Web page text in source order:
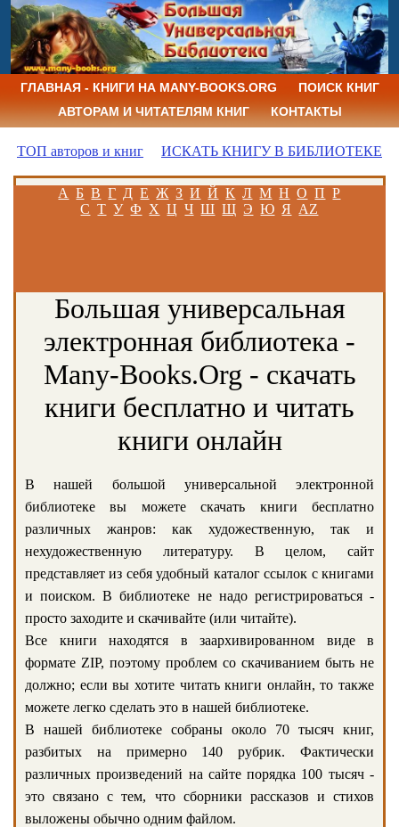
ГЛАВНАЯ - КНИГИ НА MANY-BOOKS.ORG
ПОИСК КНИГ
АВТОРАМ И ЧИТАТЕЛЯМ КНИГ
КОНТАКТЫ
ТОП авторов и книг ИСКАТЬ КНИГУ В БИБЛИОТЕКЕ
А Б В Г Д Е Ж З И Й К Л М Н О П Р
С Т У Ф Х Ц Ч Ш Щ Э Ю Я AZ
Большая универсальная
электронная библиотека -
Many-Books.Org - скачать
книги бесплатно и читать
книги онлайн
В нашей большой универсальной электронной
библиотеке вы можете скачать книги бесплатно
различных жанров: как художественную, так и
нехудожественную литературу. В целом, сайт
представляет из себя удобный каталог ссылок с книгами
и поиском. В библиотеке не надо регистрироваться -
просто заходите и скачивайте (или читайте).
Все книги находятся в заархивированном виде в
формате ZIP, поэтому проблем со скачиванием быть не
должно; если вы хотите читать книги онлайн, то также
можете легко сделать это в нашей библиотеке.
В нашей библиотеке собраны около 70 тысяч книг,
разбитых на примерно 140 рубрик. Фактически
различных произведений на сайте порядка 100 тысяч -
это связано с тем, что сборники рассказов и стихов
выложены обычно одним файлом.